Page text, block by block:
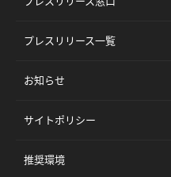
プレスリリース一覧
お知らせ
サイトポリシー
推奨環境